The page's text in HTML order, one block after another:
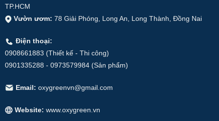
TP.HCM
Vườn ươm: 78 Giải Phóng, Long An, Long Thành, Đồng Nai
Điện thoại:
0908661883 (Thiết kế - Thi công)
0901335288 - 0973579984 (Sản phẩm)
Email: oxygreenvn@gmail.com
Website: www.oxygreen.vn